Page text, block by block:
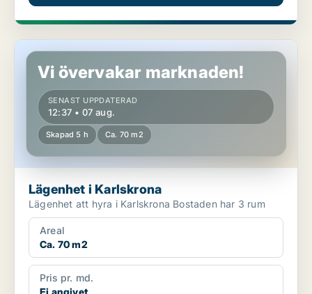
Lägenhet i Karlskrona
Vi övervakar marknaden!
SENAST UPPDATERAD
12:37 • 07 aug.
Skapad 5 h Ca. 70 m2
Lägenhet i Karlskrona
Lägenhet att hyra i Karlskrona Bostaden har 3 rum
Areal
Ca. 70 m2
Pris pr. md.